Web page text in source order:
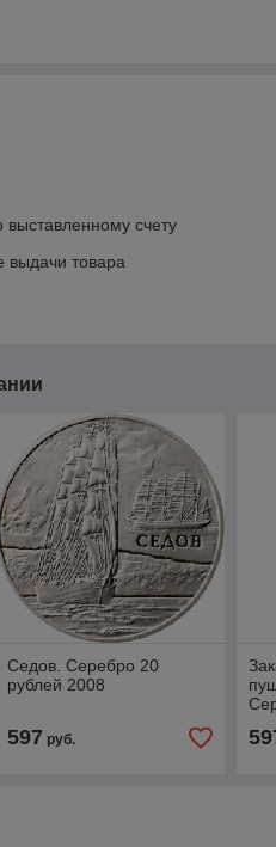
выставленному счету
выдачи товара
Седов. Серебро 20
рублей 2008
597 руб.